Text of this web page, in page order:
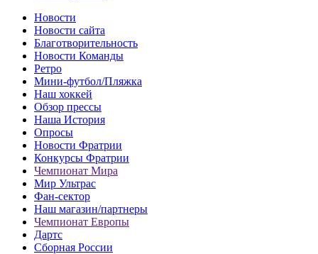
Новости
Новости сайта
Благотворительность
Новости Команды
Ретро
Мини-футбол/Пляжка
Наш хоккей
Обзор прессы
Наша История
Опросы
Новости Фратрии
Конкурсы Фратрии
Чемпионат Мира
Мир Ультрас
Фан-cектор
Наш магазин/партнеры
Чемпионат Европы
Дартс
Сборная России